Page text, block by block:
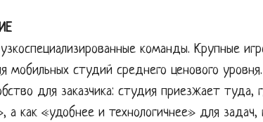
команды. Крупные
студий среднего ценового
для заказчика: студия приезжает туда,
а как «удобнее и технологичнее» для задач,